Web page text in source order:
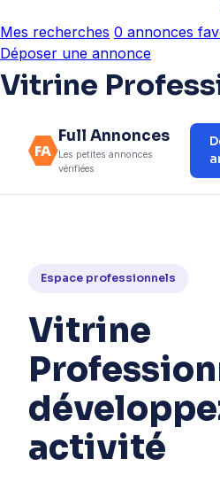
Mes recherches 0 annonces
Déposer une annonce
Vitrine
FA
Full Annonces
Les petites annonces
vérifiées
Espace professionnels
Vitrine
activité